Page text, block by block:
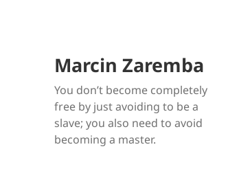
Marcin Zaremba
You don’t become completely
free by just avoiding to be a
slave; you also need to avoid
becoming a master.